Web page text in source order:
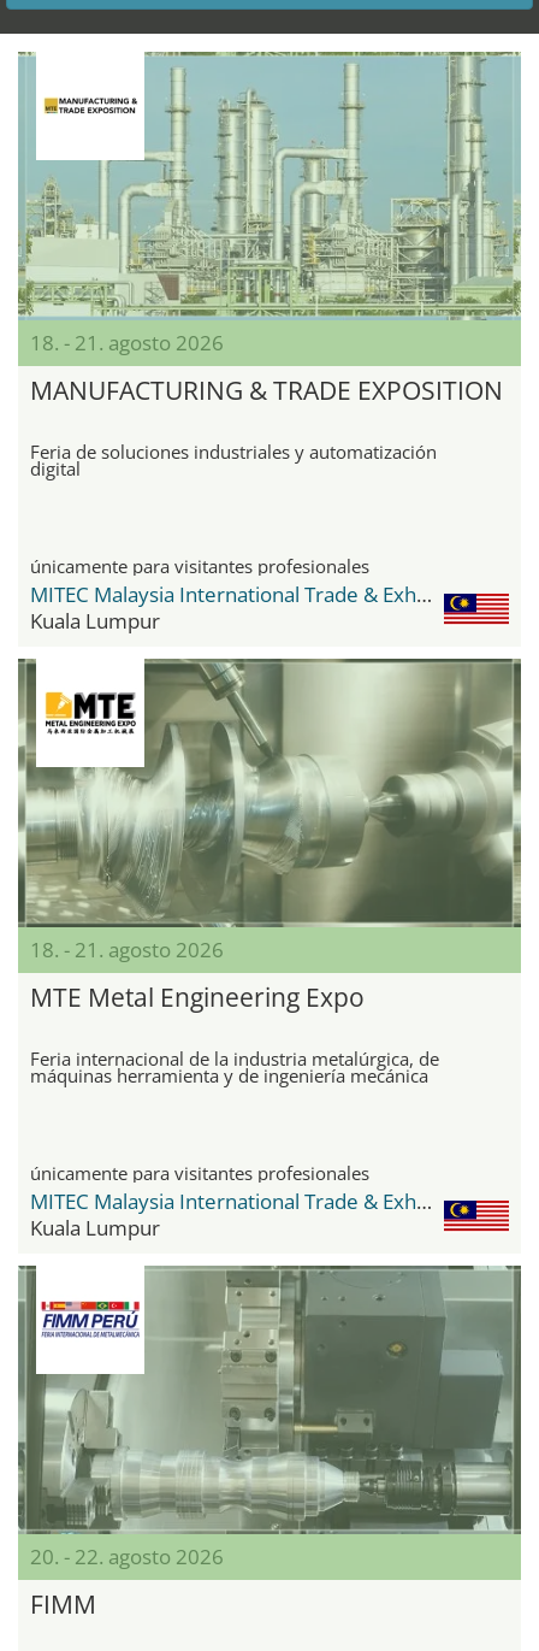
18. - 21. agosto 2026
MANUFACTURING & TRADE EXPOSITION
Feria de soluciones industriales y automatización
digital
únicamente para visitantes profesionales
MITEC Malaysia International Trade & Exhibition Centre
Kuala Lumpur
18. - 21. agosto 2026
MTE Metal Engineering Expo
Feria internacional de la industria metalúrgica, de
máquinas herramienta y de ingeniería mecánica
únicamente para visitantes profesionales
MITEC Malaysia International Trade & Exhibition Centre
Kuala Lumpur
20. - 22. agosto 2026
FIMM